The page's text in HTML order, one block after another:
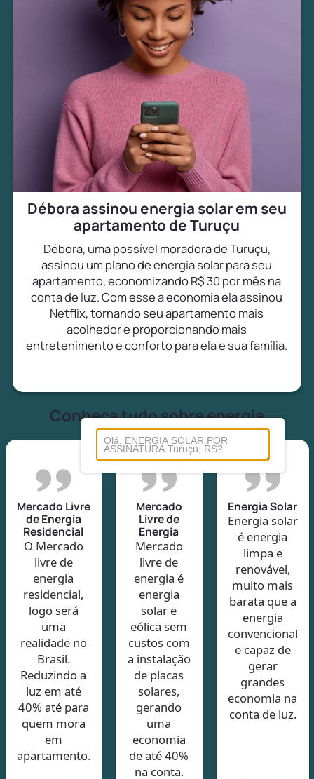
Débora assinou energia solar em seu
apartamento de Turuçu
Débora, uma possível moradora de Turuçu,
assinou um plano de energia solar para seu
apartamento, economizando R$ 30 por mês na
conta de luz. Com esse a economia ela assinou
Netflix, tornando seu apartamento mais
acolhedor e proporcionando mais
entretenimento e conforto para ela e sua família.
Conheça tudo sobre energia
Mercado Livre
de Energia
Residencial
O Mercado
livre de
energia
residencial,
logo será
uma
realidade no
Brasil.
Reduzindo a
luz em até
40% até para
quem mora
em
apartamento.
Mercado
Livre de
Energia
Mercado
livre de
energia é
energia
solar e
eólica sem
custos com
a instalação
de placas
solares,
gerando
uma
economia
de até 40%
na conta.
Energia Solar
Energia solar
é energia
limpa e
renovável,
muito mais
barata que a
energia
convencional
e capaz de
gerar
grandes
economia na
conta de luz.